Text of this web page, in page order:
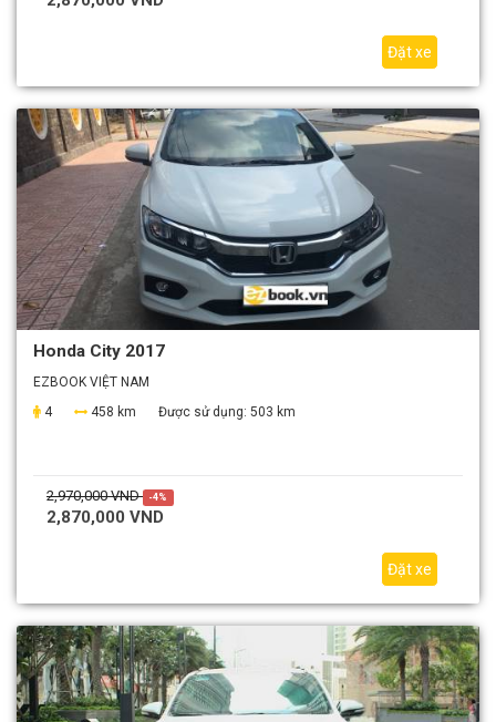
Đặt xe
Honda City 2017
EZBOOK VIỆT NAM
4
458 km Được sử dụng: 503 km
2,970,000 VND -4%
2,870,000 VND
Đặt xe